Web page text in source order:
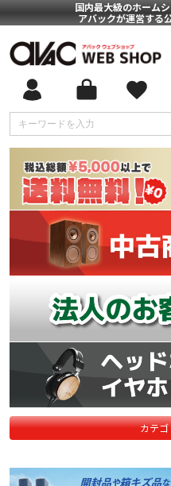
国内最大級のホーム
アバックが運営する
カテ